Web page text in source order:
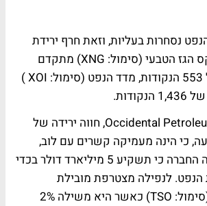
נסחרות בעליות, וזאת חרף ירידת
מחירי הנפט. אינדקס הגז הטבעי (סימול: XNG) מתקדם
בכ-1.1% לרמה של 553 הנקודות, מדד הנפט (סימול: XOI )
ענקית האנרגיה, Occidental Petroleum, חווה ירידה של
כי הינה מעמיקה קשרים עם לוב,
יתרה על כך הוסיפה החברה כי תשקיע 5 מיליארד דולר בכדי
לנפילה מצטרפת מובילת
האנרגיה, Tesoro (סימול: TSO) כאשר היא משילה 2%